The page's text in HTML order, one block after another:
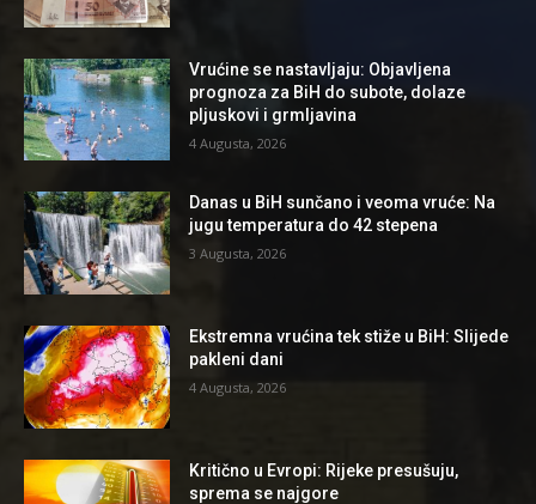
Vrućine se nastavljaju: Objavljena
prognoza za BiH do subote, dolaze
pljuskovi i grmljavina
4 Augusta, 2026
Danas u BiH sunčano i veoma vruće: Na
jugu temperatura do 42 stepena
3 Augusta, 2026
Ekstremna vrućina tek stiže u BiH: Slijede
pakleni dani
4 Augusta, 2026
Kritično u Evropi: Rijeke presušuju,
sprema se najgore